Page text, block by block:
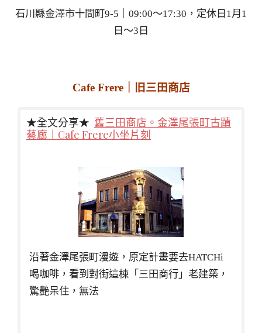
石川縣金澤市十間町9-5｜09:00～17:30，定休日1月1
日～3日
Cafe Frere｜ 旧三田商店
★全文分享★ 舊三田商店。金澤尾張町古蹟
藝廊｜Cafe Frere小坐片刻
沿著金澤尾張町漫遊，原定計畫要去HATCHi
喝咖啡，看到對街這棟「三田商行」老建築，
驚艷呆住，無法